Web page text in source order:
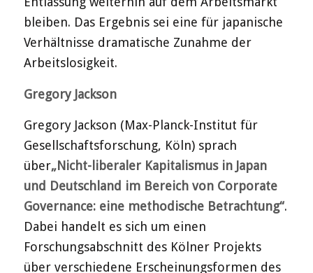
bleiben. Das Ergebnis sei eine für japanische
Verhältnisse dramatische Zunahme der
Arbeitslosigkeit.
Gregory Jackson
Gregory Jackson (Max-Planck-Institut für
Gesellschaftsforschung, Köln) sprach
über„Nicht-liberaler Kapitalismus in Japan
und Deutschland im Bereich von Corporate
Governance: eine methodische Betrachtung“.
Dabei handelt es sich um einen
Forschungsabschnitt des Kölner Projekts
über verschiedene Erscheinungsformen des